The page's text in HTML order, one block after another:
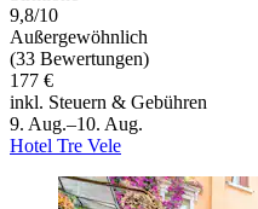
9,8/10
Außergewöhnlich
(33 Bewertungen)
177 €
inkl. Steuern & Gebühren
9. Aug.–10. Aug.
Hotel Tre Vele